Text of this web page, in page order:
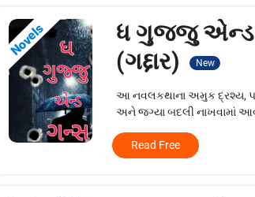
Novels
ધ ગુજ્જુ એન્ડ
(ગદ્દાર)
New
આ નવલકથાના અમુક દ્રશ્ય,
અને જગ્યા બદલી નાખવામાં
Read Free